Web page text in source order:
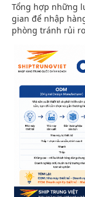
Tổng hợp những
gian để nhập
phòng tránh rủi